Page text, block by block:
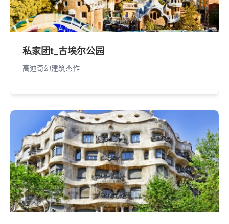
私家团t_古埃尔公园
高迪奇幻建筑杰作